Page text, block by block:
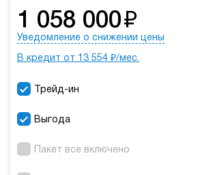
1 058 000₽
Уведомление о снижении цены
В кредит от 13 554 ₽/мес.
Трейд-ин
Выгода
Пакет все включено